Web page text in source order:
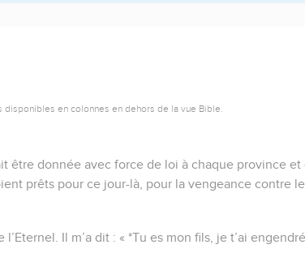
disponibles en colonnes en dehors de la vue Bible.
être donnée avec force de loi à chaque province
prêts pour ce jour-là, pour la vengeance contre
Il m’a dit : « *Tu es mon fils, je t’ai